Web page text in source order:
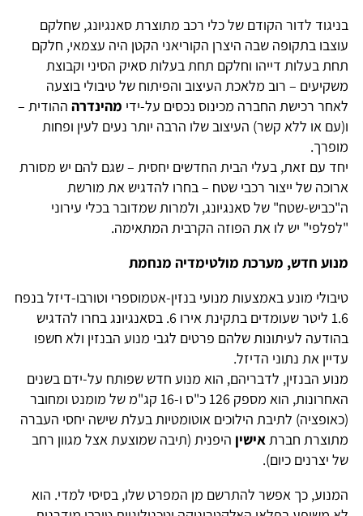
בניגוד לדור הקודם של כלי רכב מתוצרת סאנגיונג, שחלקם
עוצבו בתקופה שבה היצרן הקוריאני הקטן היה עצמאי, חלקם
תחת בעלות דייהו וחלקם תחת בעלות סאיק הסיני וקבוצת
משקיעים – רוב מלאכת העיצוב והפיתוח של טיבולי בוצעה
לאחר רכישת החברה מכינוס נכסים על-ידי מהינדרה ההודית –
ו(עם או ללא קשר) העיצוב שלו הרבה יותר נעים לעין ופחות
מופרך.
יחד עם זאת, בעלי הבית החדשים יחסית – שגם להם יש מסורת
ארוכה של ייצור רכבי שטח – בחרו להדגיש את מורשת
ה"כביש-שטח" של סאנגיונג, ולמרות שמדובר בכלי עירוני
"לפלפי" יש לו את הפוזה הקרבית המתאימה.
מנוע חדש, מערכת מולטימדיה מנחמת
טיבולי מונע באמצעות מנועי בנזין-אטמוספרי וטורבו-דיזל בנפח
1.6 ליטר שעומדים בתקינת אירו 6. בסאנגיונג בחרו להדגיש
בהודעה לעיתונות שלהם פרטים לגבי מנוע הבנזין ולא חשפו
עדיין את נתוני הדיזל.
מנוע הבנזין, לדבריהם, הוא מנוע חדש שפותח על-ידם בשנים
האחרונות, הוא מספק 126 כ"ס ו-16 קג"מ של מומנט ומחובר
(כאופציה) לתיבת הילוכים אוטומטיות בעלת שישה יחסי העברה
מתוצרת חברת אישין היפנית (תיבה שמוצעת אצל מגוון רחב
של יצרנים כיום).
המנוע, כך אפשר להתרשם מן המפרט שלו, בסיסי למדי. הוא